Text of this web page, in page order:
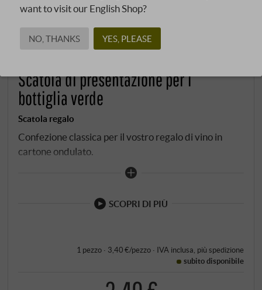
Scatola di presentazione per 1
bottiglia verde
Scatola regalo
Confezione classica per il vostro regalo di vino in
cartone ondulato.
SCOPRI DI PIÙ
1 pezzo · 3,40 €/pezzo· IVA inclusa, più spedizione
subito disponibile
want to visit our English Shop?
NO, THANKS YES, PLEASE